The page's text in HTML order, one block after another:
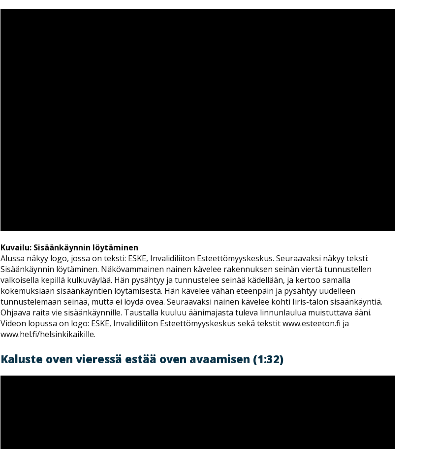
Kuvailu: Sisäänkäynnin löytäminen
Alussa näkyy logo, jossa on teksti: ESKE, Invalidiliiton Esteettömyyskeskus. Seuraavaksi näkyy teksti:
Sisäänkäynnin löytäminen. Näkövammainen nainen kävelee rakennuksen seinän viertä tunnustellen
valkoisella kepillä kulkuväylää. Hän pysähtyy ja tunnustelee seinää kädellään, ja kertoo samalla
kokemuksiaan sisäänkäyntien löytämisestä. Hän kävelee vähän eteenpäin ja pysähtyy uudelleen
tunnustelemaan seinää, mutta ei löydä ovea. Seuraavaksi nainen kävelee kohti Iiris-talon sisäänkäyntiä.
Ohjaava raita vie sisäänkäynnille. Taustalla kuuluu äänimajasta tuleva linnunlaulua muistuttava ääni.
Videon lopussa on logo: ESKE, Invalidiliiton Esteettömyyskeskus sekä tekstit www.esteeton.fi ja
www.hel.fi/helsinkikaikille.
Kaluste oven vieressä estää oven avaamisen (1:32)